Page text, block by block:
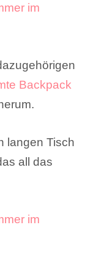
Backpack
langen Tisch
all das